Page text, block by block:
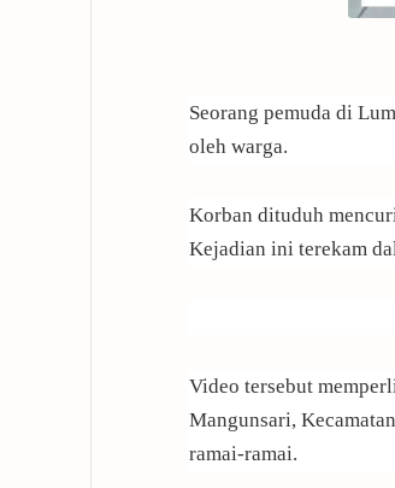
Seorang pemuda di
oleh warga.
Korban dituduh
Kejadian ini terekam
Video tersebut
Mangunsari,
ramai-ramai.